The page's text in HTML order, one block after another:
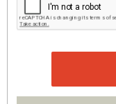
第３条（会員）
本サイトの会員は
企業や官公庁、研
いずれかに該当し
を行うには、当社